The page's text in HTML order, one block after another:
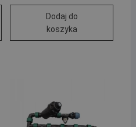
Dodaj do
koszyka